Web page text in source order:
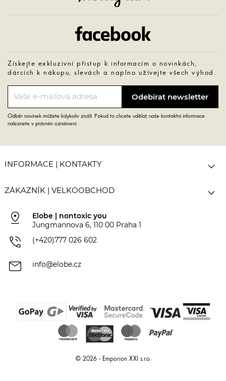
Získejte exkluzivní přístup k informacím o novinkách,
dárcích k nákupu, slevách a naplno užívejte všech výhod.
Odběr novinek můžete kdykoliv zrušit. Pokud to chcete udělat, naše kontaktní informace
naleznete v právním oznámení.
INFORMACE | KONTAKTY 
ZÁKAZNÍK | VELKOOBCHOD 
pin_drop
Elobe | nontoxic you
Jungmannova 6, 110 00 Praha 1
phone_in_talk (+420)777 026 602
mail info@elobe.cz
© 2026 - Emporion XXI s.r.o.